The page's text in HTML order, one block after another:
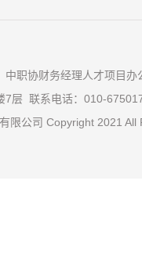
职协财务经理人才项目办
7层 联系电话：010-
限公司 Copyright 2021